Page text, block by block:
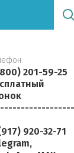
201-59-25
920-32-71